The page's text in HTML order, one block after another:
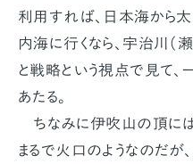
利用すれば、日本海から
内海に行くなら、宇治川（
と戦略という視点で見て
あたる。
ちなみに伊吹山の頂には
まるで火口のようなのだが